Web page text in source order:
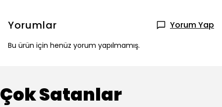
Yorumlar Yorum Yap
Bu ürün için henüz yorum yapılmamış.
Çok Satanlar